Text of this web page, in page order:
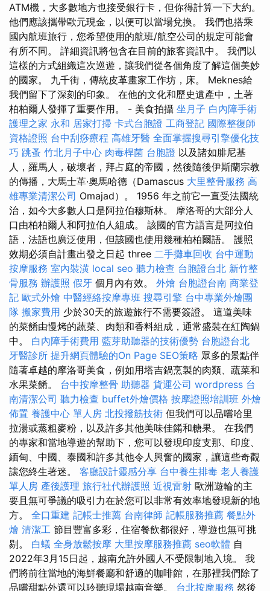
ATM機，大多數地方也接受銀行卡，但你得計算一下大約。
他們應該攜帶歐元現金，以便可以當場兌換。 我們也搭乘
國內航班旅行，您希望使用的航班/航空公司的規定可能會
有所不同。 詳細資訊將包含在目前的旅客資訊中。 我們以
這樣的方式組織這次巡遊，讓我們從各個角度了解這個美妙
的國家。 九千街，傳統皮革畫家工作坊，床。 Meknes給
我們留下了深刻的印象。 在他的文化和歷史遺產中，土著
柏柏爾人發揮了重要作用。 - 美食拍攝 坐月子 白內障手術
護理之家 永和 居家打掃 卡式台胞證 工商登記 國際整復師
資格證照 台中刮痧療程 高雄牙醫 全面掌握搜尋引擎優化技
巧 跳蚤 竹北月子中心 肉毒桿菌 台胞證 以及諸如腓尼基
人，羅馬人，破壞者，拜占庭的帝國，然後隨後伊斯蘭宗教
的傳播，大馬士革·奧馬哈德（Damascus 大里整骨服務 高
雄專業清潔公司 Omajad）。 1956 年之前它一直受法國統
治，如今大多數人口是阿拉伯穆斯林。 摩洛哥的大部分人
口由柏柏爾人和阿拉伯人組成。 該國的官方語言是阿拉伯
語，法語也廣泛使用，但該國也使用幾種柏柏爾語。 護照
效期必須自計畫出發之日起 three 二手攤車回收 台中運動
按摩服務 室內裝潢 local seo 聽力檢查 台胞證台北 新竹整
骨服務 辦護照 假牙 個月內有效。 外燴 台胞證台南 商業登
記 歐式外燴 中醫經絡按摩專班 搜尋引擎 台中專業外燴團
隊 搬家費用 少於30天的旅遊旅行不需要簽證。 這道美味
的菜餚由慢烤的蔬菜、肉類和香料組成，通常盛裝在紅陶鍋
中。 白內障手術費用 藍芽助聽器的技術優勢 台胞證台北
牙醫診所 提升網頁體驗的On Page SEO策略 眾多的景點伴
隨著卓越的摩洛哥美食，例如用塔吉鍋烹製的肉類、蔬菜和
水果菜餚。 台中按摩整骨 助聽器 貨運公司 wordpress 台
南清潔公司 聽力檢查 buffet外燴價格 按摩證照培訓班 外燴
佈置 養護中心 單人房 北投撥筋技術 但我們可以品嚐哈里
拉湯或蒸粗麥粉，以及許多其他美味佳餚和糖果。 在我們
的專家和當地導遊的幫助下，您可以發現印度支那、印度、
緬甸、中國、泰國和許多其他令人興奮的國家，讓這些奇觀
讓您終生著迷。 客廳設計靈感分享 台中養生排毒 老人養護
單人房 產後護理 旅行社代辦護照 近視雷射 歐洲遊輪的主
要且無可爭議的吸引力在於您可以非常有效率地發現新的地
方。 全口重建 記帳士推薦 台南律師 記帳服務推薦 餐點外
燴 清潔工 節目豐富多彩，住宿餐飲都很好，導遊也無可挑
剔。 白蟻 全身放鬆按摩 大里按摩服務推薦 seo軟體 自
2022年3月15日起，越南允許外國人不受限制地入境。 我
們將前往當地的海鮮餐廳和舒適的咖啡館，在那裡我們除了
品嚐甜點外還可以聆聽現場越南音樂。 台北按摩服務 然後